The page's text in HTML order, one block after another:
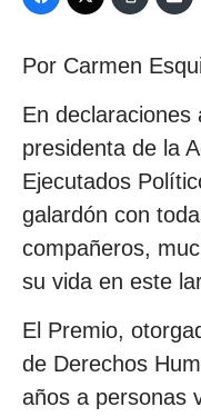
Por Carmen
En
presidenta de la
Ejecutados
galardón con
compañeros,
su vida en este
El Premio,
de Derechos
años a personas